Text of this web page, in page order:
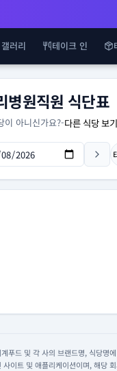
러리 테이크 인
병원직원 식단표
이 아니신가요?-다른 식당 보기
푸드 및 각 사의 브랜드명, 식당명
사이트 및 애플리케이션이며, 해당